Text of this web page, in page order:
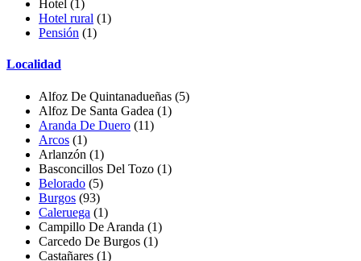
Hotel (1)
Hotel rural (1)
Pensión (1)
Localidad
Alfoz De Quintanadueñas (5)
Alfoz De Santa Gadea (1)
Aranda De Duero (11)
Arcos (1)
Arlanzón (1)
Basconcillos Del Tozo (1)
Belorado (5)
Burgos (93)
Caleruega (1)
Campillo De Aranda (1)
Carcedo De Burgos (1)
Castañares (1)